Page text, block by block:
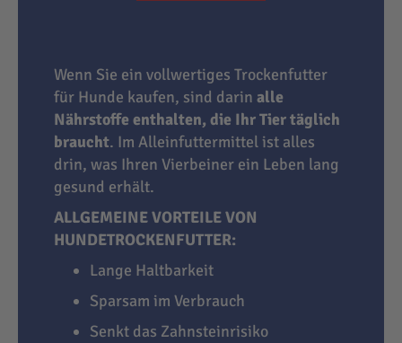
Wenn Sie ein vollwertiges Trockenfutter
für Hunde kaufen, sind darin alle
Nährstoffe enthalten, die Ihr Tier täglich
braucht. Im Alleinfuttermittel ist alles
drin, was Ihren Vierbeiner ein Leben lang
gesund erhält.
ALLGEMEINE VORTEILE VON
HUNDETROCKENFUTTER:
Lange Haltbarkeit
Sparsam im Verbrauch
Senkt das Zahnsteinrisiko